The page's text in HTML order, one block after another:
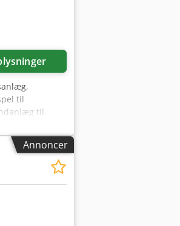
til
til
udstyr,
Ø 120
Annoncer